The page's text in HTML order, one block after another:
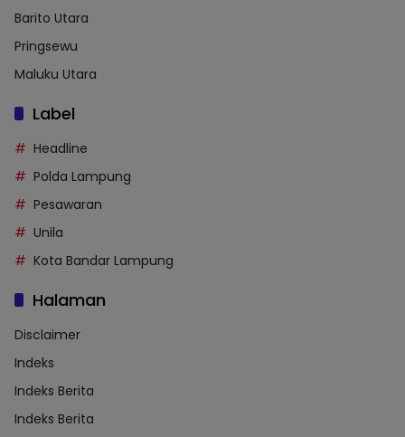
Barito Utara
Pringsewu
Maluku Utara
Label
Headline
Polda Lampung
Pesawaran
Unila
Kota Bandar Lampung
Halaman
Disclaimer
Indeks
Indeks Berita
Indeks Berita